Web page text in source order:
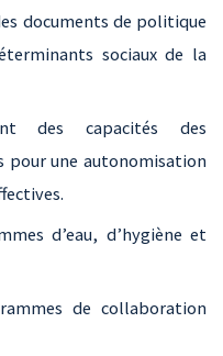
documents de politique
sociaux de la
des capacités des
pour une autonomisation
d’eau, d’hygiène et
de collaboration